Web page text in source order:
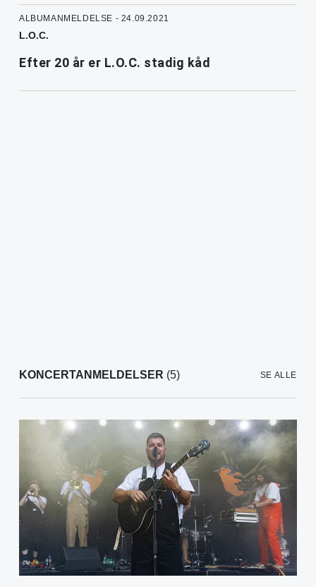
ALBUMANMELDELSE - 24.09.2021
L.O.C.
Efter 20 år er L.O.C. stadig kåd
KONCERTANMELDELSER (5) SE ALLE